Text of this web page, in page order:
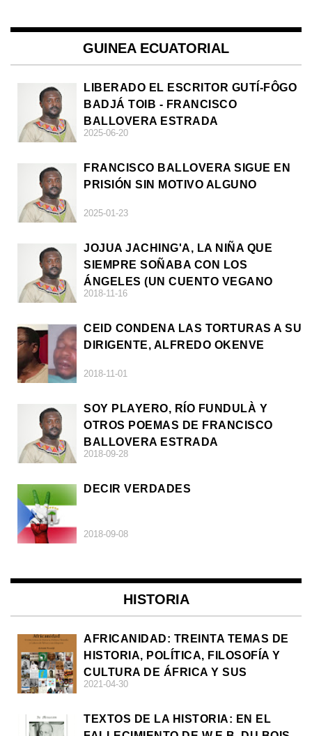
GUINEA ECUATORIAL
LIBERADO EL ESCRITOR GUTÍ-FÔGO
BADJÁ TOIB - FRANCISCO
BALLOVERA ESTRADA
2025-06-20
FRANCISCO BALLOVERA SIGUE EN
PRISIÓN SIN MOTIVO ALGUNO
2025-01-23
JOJUA JACHING'A, LA NIÑA QUE
SIEMPRE SOÑABA CON LOS
ÁNGELES (UN CUENTO VEGANO
AFRICANO)
2018-11-16
CEID CONDENA LAS TORTURAS A SU
DIRIGENTE, ALFREDO OKENVE
2018-11-01
SOY PLAYERO, RÍO FUNDULÀ Y
OTROS POEMAS DE FRANCISCO
BALLOVERA ESTRADA
2018-09-28
DECIR VERDADES
2018-09-08
HISTORIA
AFRICANIDAD: TREINTA TEMAS DE
HISTORIA, POLÍTICA, FILOSOFÍA Y
CULTURA DE ÁFRICA Y SUS
DIÁSPORAS
2021-04-30
TEXTOS DE LA HISTORIA: EN EL